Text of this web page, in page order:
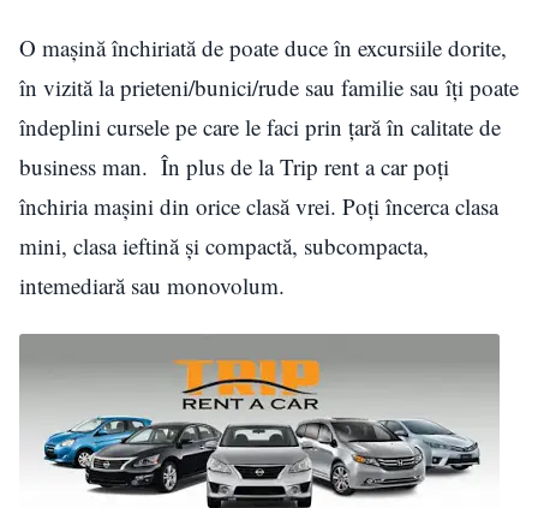
O mașină închiriată de poate duce în excursiile dorite,
în vizită la prieteni/bunici/rude sau familie sau îți poate
îndeplini cursele pe care le faci prin țară în calitate de
business man. În plus de la Trip rent a car poți
închiria mașini din orice clasă vrei. Poți încerca clasa
mini, clasa ieftină și compactă, subcompacta,
intemediară sau monovolum.